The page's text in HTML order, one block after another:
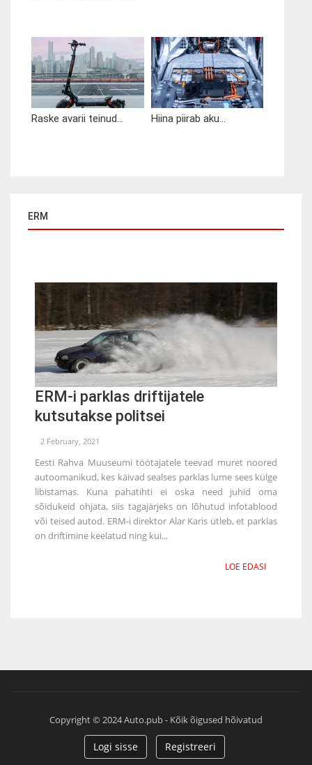
Raske avarii teinud... Hiina piirab aku...
ERM
ERM-i parklas driftijatele
kutsutakse politsei
2 February, 2021
Eesti Rahva Muuseumi töötajatele teevad muret noored
autoomanikud, kes käivad sealses parklas lume sees külge
libistamas. Kuna pahatihti ei oska need juhid oma
sõidukeid ohjata, siis tagajärjeks on lõhutud infotablood
või teised autod. ERM-i direktor Alar Karis ütleb, et parklas
on driftimine keelatud ning kui...
LOE EDASI
Copyright © 2024 Auto.pub - Kõik õigused hõivatud
Logi sisse Registreeri